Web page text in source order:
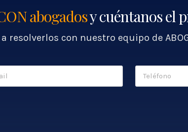
abogadosy cuéntanos el
resolverlos con nuestro equipo de